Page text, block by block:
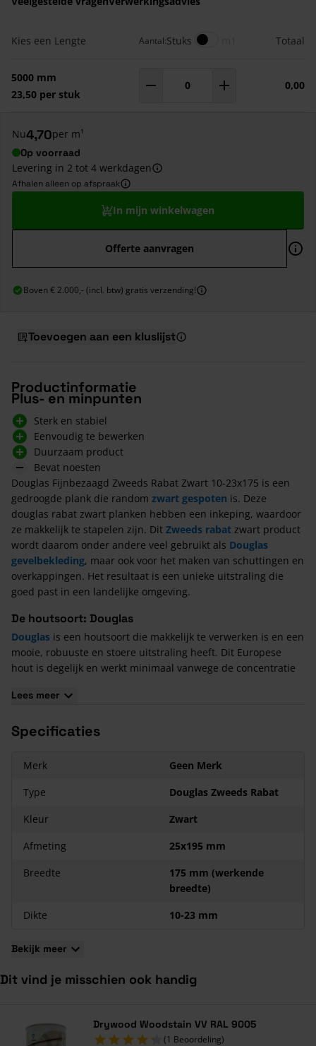
Gegroepeerde productitems
Kies een Lengte Aantal:Stuks Meters Totaal
5000 mm
23,50 per stuk
Aantal m¹ 0,00
Nu4,70per m¹
Op voorraad
Levering in 2 tot 4 werkdagen
Afhalen alleen op afspraak
In mijn winkelwagen
Offerte aanvragen
Boven € 2.000,- (incl. btw) gratis verzending!
Toevoegen aan een kluslijst
Productinformatie
Plus- en minpunten
Sterk en stabiel
Eenvoudig te bewerken
Duurzaam product
Bevat noesten
Douglas Fijnbezaagd Zweeds Rabat Zwart 10-23x175 is een
gedroogde plank die random zwart gespoten is. Deze
douglas rabat zwart planken hebben een inkeping, waardoor
ze makkelijk te stapelen zijn. Dit Zweeds rabat zwart product
wordt daarom onder andere veel gebruikt als Douglas
gevelbekleding, maar ook voor het maken van schuttingen en
overkappingen. Het resultaat is een unieke uitstraling die
goed past in een landelijke omgeving.
De houtsoort: Douglas
Douglas is een houtsoort die makkelijk te verwerken is en een
mooie, robuuste en stoere uitstraling heeft. Dit Europese
hout is degelijk en werkt minimaal vanwege de concentratie
rabat een natuurlijke bescherming van binnenuit.
Eigenschappen Douglas Fijnbezaagd Zweeds Rabat
Zwart 10-23x175
Werkende breedte is 175 mm (daadwerkelijke breedte 195
De bruto kopmaat is 25x195 mm en de netto kopmaat is
23 mm dik.
Lees meer
Specificaties
Merk
Geen Merk
Type
Douglas Zweeds Rabat
Kleur
Zwart
Afmeting
25x195 mm
Breedte
175 mm (werkende
breedte)
Dikte
10-23 mm
Bekijk meer
Dit vind je misschien ook handig
Drywood Woodstain VV RAL 9005
(1 Beoordeling)